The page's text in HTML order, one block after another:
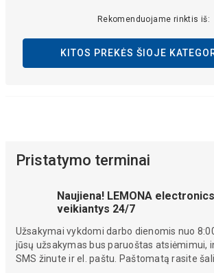
Rekomenduojame rinktis iš:
KITOS PREKĖS ŠIOJE
Pristatymo terminai
Naujiena! LEMONA
veikiantys 24/7
Užsakymai vykdomi darbo dienomis nuo
jūsų užsakymas bus paruoštas atsiėmimui,
SMS žinute ir el. paštu. Paštomatą rasite